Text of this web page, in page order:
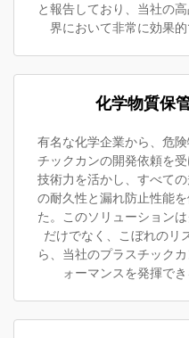
と報告しており、当社の
界において非常に効果
化学物質保
有名な化学企業から、危
チックカンの開発依頼を
技術力を活かし、すべて
の耐久性と漏れ防止性能
た。このソリューション
だけでなく、こぼれのリ
ら、当社のプラスチック
ォーマンスを発揮で